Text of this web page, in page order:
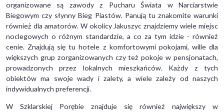
organizowane są zawody z Pucharu Świata w Narciarstwie
Biegowym czy słynny Bieg Piastów. Panują tu znakomite warunki
również dla amatorów. W okolicy Jakuszyc znajdziemy wiele miejsc
noclegowych o różnym standardzie, a co za tym idzie - również
cenie. Znajdują się tu hotele z komfortowymi pokojami, wille dla
większych grup zorganizowanych czy też pokoje w pensjonatach,
prowadzonych przez lokalnych mieszkańców. Każdy z tych
obiektów ma swoje wady i zalety, a wiele zależy od naszych
indywidualnych preferencji.
W Szklarskiej Porębie znajduje się również największy w